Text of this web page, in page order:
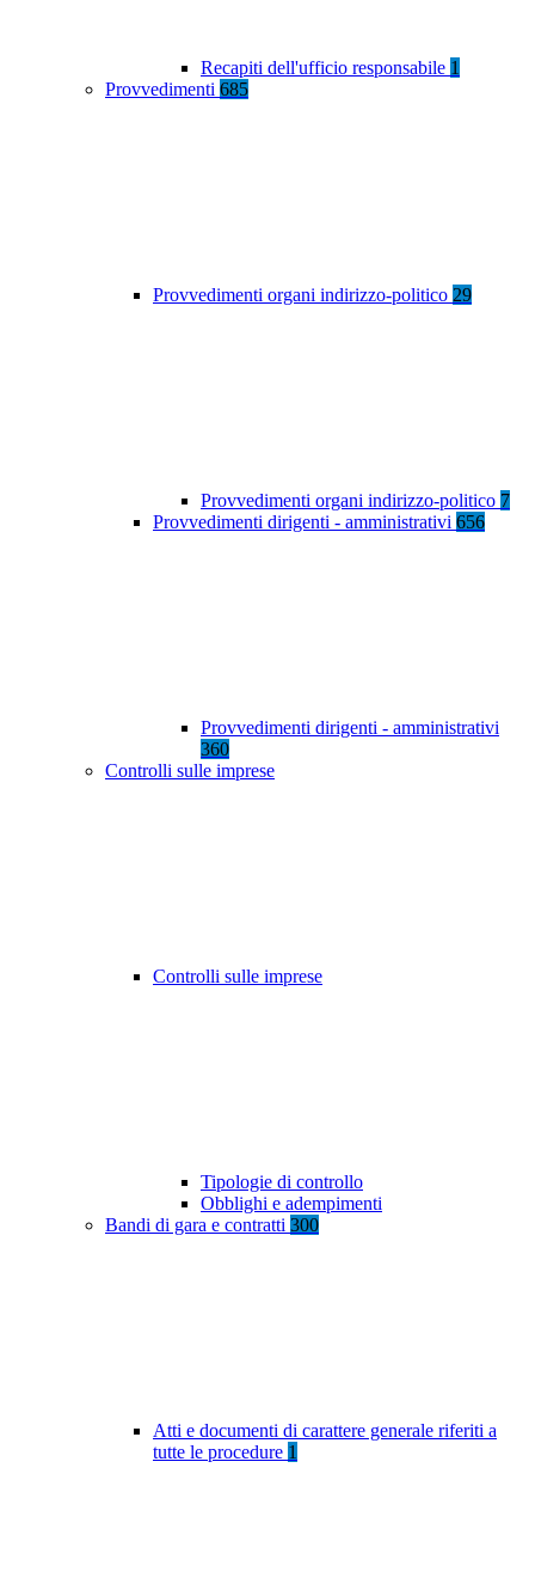
Recapiti dell'ufficio responsabile 1
Provvedimenti 685
Provvedimenti organi indirizzo-politico 29
Provvedimenti organi indirizzo-politico 7
Provvedimenti dirigenti - amministrativi 656
Provvedimenti dirigenti - amministrativi
360
Controlli sulle imprese
Controlli sulle imprese
Tipologie di controllo
Obblighi e adempimenti
Bandi di gara e contratti 300
Atti e documenti di carattere generale riferiti a
tutte le procedure 1